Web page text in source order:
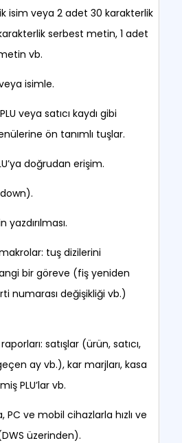
isim veya 2 adet 30 karakterlik
serbest metin, 1 adet
vb.
isimle.
veya satıcı kaydı gibi
ön tanımlı tuşlar.
doğrudan erişim.
tuş dizilerini
bir göreve (fiş yeniden
numarası değişikliği vb.)
satışlar (ürün, satıcı,
ay vb.), kar marjları, kasa
PLU’lar vb.
PC ve mobil cihazlarla hızlı ve
üzerinden).